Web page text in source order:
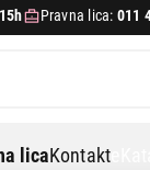
Pravna lica: 011
licaKontakt